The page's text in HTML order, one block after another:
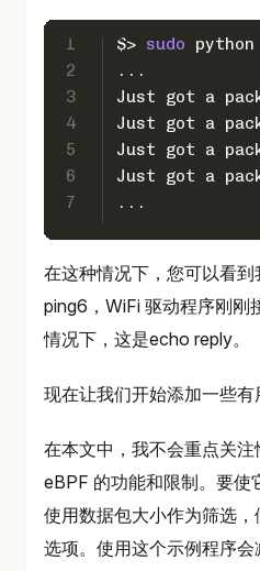
1
2
3
4
5
6
7
$> sudo
...
Just got a
Just got a
Just got a
Just got a
...
在这种情况下，您可以看
ping6，WiFi 驱动程序刚刚
情况下，这是echo reply。
现在让我们开始添加一些有
在本文中，我不会重点关
eBPF 的功能和限制。要使
使用数据包大小作为筛选
选项。使用这个示例程序会